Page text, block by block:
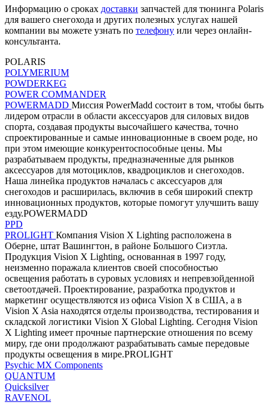
Информацию о сроках доставки запчастей для тюнинга Polaris
для вашего снегохода и других полезных услугах нашей
компании вы можете узнать по телефону или через онлайн-
консультанта.
POLARIS
POLYMERIUM
POWDERKEG
POWER COMMANDER
POWERMADD Миссия PowerMadd состоит в том, чтобы быть
лидером отрасли в области аксессуаров для силовых видов
спорта, создавая продукты высочайшего качества, точно
спроектированные и самые инновационные в своем роде, но
при этом имеющие конкурентоспособные цены. Мы
разрабатываем продукты, предназначенные для рынков
аксессуаров для мотоциклов, квадроциклов и снегоходов.
Наша линейка продуктов началась с аксессуаров для
снегоходов и расширилась, включив в себя широкий спектр
инновационных продуктов, которые помогут улучшить вашу
езду.POWERMADD
PPD
PROLIGHT Компания Vision X Lighting расположена в
Оберне, штат Вашингтон, в районе Большого Сиэтла.
Продукция Vision X Lighting, основанная в 1997 году,
неизменно поражала клиентов своей способностью
освещения работать в суровых условиях и непревзойденной
светоотдачей. Проектирование, разработка продуктов и
маркетинг осуществляются из офиса Vision X в США, а в
Vision X Asia находятся отделы производства, тестирования и
складской логистики Vision X Global Lighting. Сегодня Vision
X Lighting имеет прочные партнерские отношения по всему
миру, где они продолжают разрабатывать самые передовые
продукты освещения в мире.PROLIGHT
Psychic MX Components
QUANTUM
Quicksilver
RAVENOL